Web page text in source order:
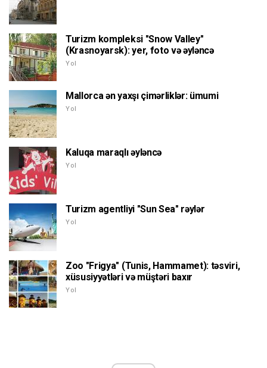
Turizm kompleksi "Snow Valley"
(Krasnoyarsk): yer, foto və əyləncə
Yol
Mallorca ən yaxşı çimərliklər: ümumi
Yol
Kaluqa maraqlı əyləncə
Yol
Turizm agentliyi "Sun Sea" rəylər
Yol
Zoo "Frigya" (Tunis, Hammamet): təsviri,
xüsusiyyətləri və müştəri baxır
Yol